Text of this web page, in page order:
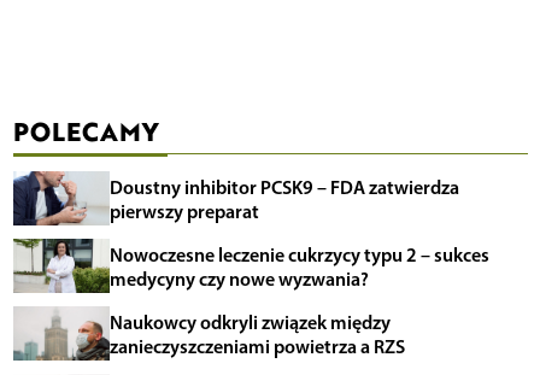
POLECAMY
Doustny inhibitor PCSK9 – FDA zatwierdza
pierwszy preparat
Nowoczesne leczenie cukrzycy typu 2 – sukces
medycyny czy nowe wyzwania?
Naukowcy odkryli związek między
zanieczyszczeniami powietrza a RZS